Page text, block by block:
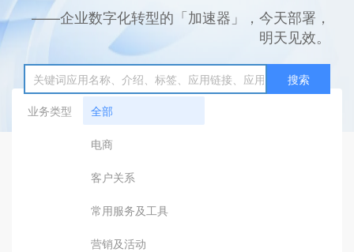
——企业数字化转型的「加速器」，今天部署，
明天见效。
搜索
业务类型
全部
电商
客户关系
常用服务及工具
营销及活动